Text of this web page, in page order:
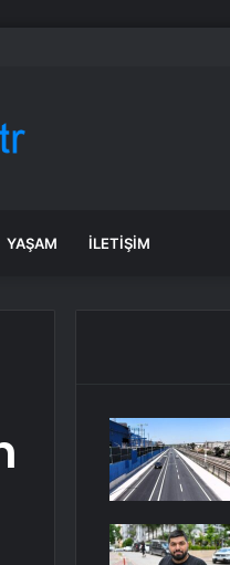
YAŞAM İLETIŞIM